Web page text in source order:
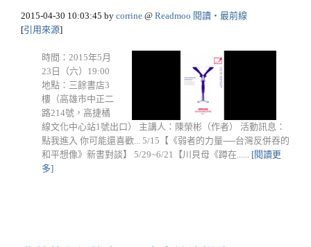
2015-04-30 10:03:45 by corrine @ Readmoo 閱讀‧最前線
[引用來源]
時間：2015年5月
23日（六）19:00
地點：三餘書店3
樓（高雄市中正二
路214號，高捷橘
線文化中心站1號出口） 主講人：陳榮彬（作者） 活動訊息：
點我進入 你可能還喜歡... 5/15【《弱者的力量──台灣反併吞的
和平想像》新書對談】 5/29~6/21【川貝母《蹲在...... [閱讀更
多]